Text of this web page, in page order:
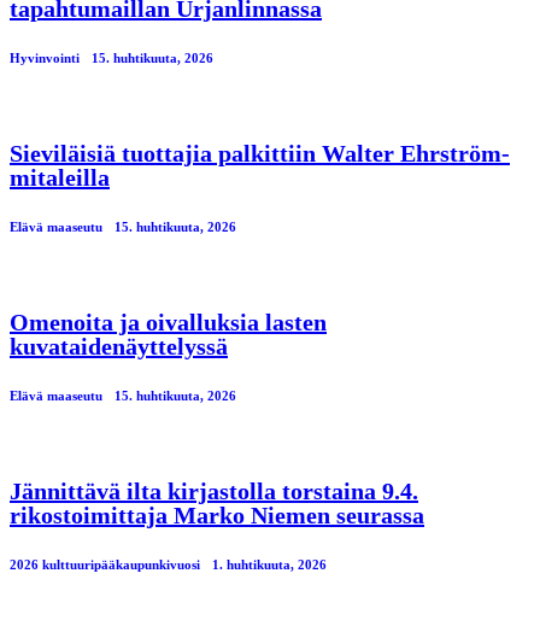
tapahtumaillan Urjanlinnassa
Hyvinvointi 15. huhtikuuta, 2026
Sieviläisiä tuottajia palkittiin Walter Ehrström-
mitaleilla
Elävä maaseutu 15. huhtikuuta, 2026
Omenoita ja oivalluksia lasten
kuvataidenäyttelyssä
Elävä maaseutu 15. huhtikuuta, 2026
Jännittävä ilta kirjastolla torstaina 9.4.
rikostoimittaja Marko Niemen seurassa
2026 kulttuuripääkaupunkivuosi 1. huhtikuuta, 2026